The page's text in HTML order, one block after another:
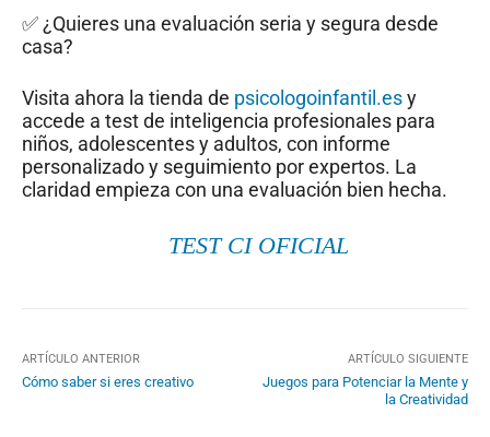
✅ ¿Quieres una evaluación seria y segura desde
casa?
Visita ahora la tienda de psicologoinfantil.esy
accede a test de inteligencia profesionales para
niños, adolescentes y adultos, con informe
personalizado y seguimiento por expertos. La
claridad empieza con una evaluación bien hecha.
TEST CI OFICIAL
ARTÍCULO ANTERIOR
Cómo saber si eres creativo
ARTÍCULO SIGUIENTE
Juegos para Potenciar la Mente y
la Creatividad